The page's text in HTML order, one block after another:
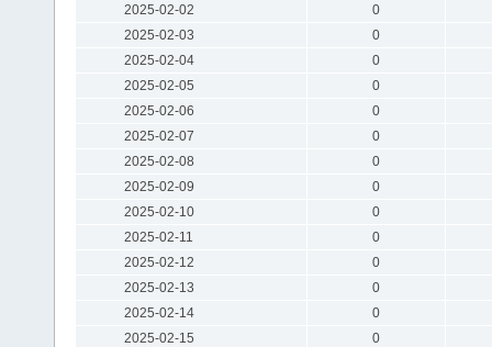
2025-02-02
0
2025-02-03
0
2025-02-04
0
2025-02-05
0
2025-02-06
0
2025-02-07
0
2025-02-08
0
2025-02-09
0
2025-02-10
0
2025-02-11
0
2025-02-12
0
2025-02-13
0
2025-02-14
0
2025-02-15
0